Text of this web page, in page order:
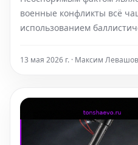
США
военные конфликты всё
использованием
отказывалась от этих
13 мая 2026 г. · Максим Левашов